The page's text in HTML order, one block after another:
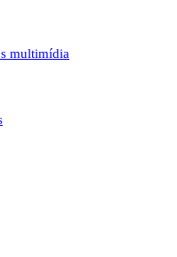
multimídia